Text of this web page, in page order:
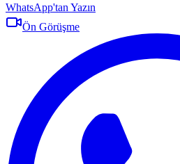
WhatsApp'tan Yazın
Ön Görüşme